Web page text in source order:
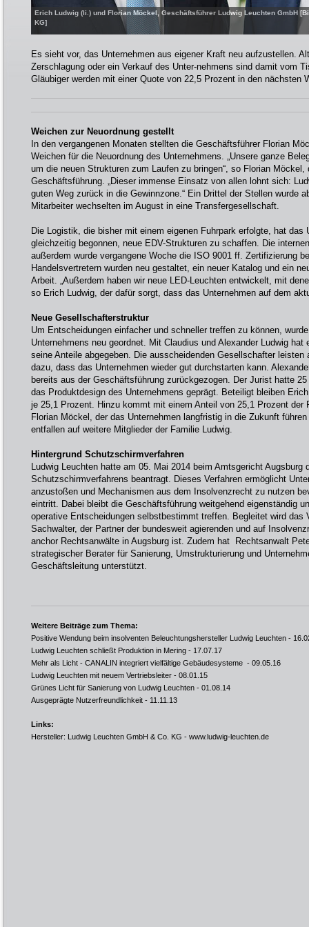
Erich Ludwig (li.) und Florian Möckel, Geschäftsführer Ludwig Leuchten GmbH
KG]
Es sieht vor, das Unternehmen aus eigener Kraft neu aufzustellen.
Zerschlagung oder ein Verkauf des Unter-nehmens sind damit vom
Gläubiger werden mit einer Quote von 22,5 Prozent in den nächsten
Weichen zur Neuordnung gestellt
In den vergangenen Monaten stellten die Geschäftsführer Florian
Weichen für die Neuordnung des Unternehmens. „Unsere ganze
um die neuen Strukturen zum Laufen zu bringen“, so Florian Möckel,
Geschäftsführung. „Dieser immense Einsatz von allen lohnt sich:
guten Weg zurück in die Gewinnzone.“ Ein Drittel der Stellen wurde
Mitarbeiter wechselten im August in eine Transfergesellschaft.
Die Logistik, die bisher mit einem eigenen Fuhrpark erfolgte, hat das
gleichzeitig begonnen, neue EDV-Strukturen zu schaffen. Die
außerdem wurde vergangene Woche die ISO 9001 ff. Zertifizierung
Handelsvertretern wurden neu gestaltet, ein neuer Katalog und ein
Arbeit. „Außerdem haben wir neue LED-Leuchten entwickelt, mit
so Erich Ludwig, der dafür sorgt, dass das Unternehmen auf dem
Neue Gesellschafterstruktur
Um Entscheidungen einfacher und schneller treffen zu können,
Unternehmens neu geordnet. Mit Claudius und Alexander Ludwig hat
seine Anteile abgegeben. Die ausscheidenden Gesellschafter leisten
dazu, dass das Unternehmen wieder gut durchstarten kann.
bereits aus der Geschäftsführung zurückgezogen. Der Jurist hatte
das Produktdesign des Unternehmens geprägt. Beteiligt bleiben
je 25,1 Prozent. Hinzu kommt mit einem Anteil von 25,1 Prozent der
Florian Möckel, der das Unternehmen langfristig in die Zukunft
entfallen auf weitere Mitglieder der Familie Ludwig.
Hintergrund Schutzschirmverfahren
Ludwig Leuchten hatte am 05. Mai 2014 beim Amtsgericht Augsburg
Schutzschirmverfahrens beantragt. Dieses Verfahren ermöglicht
anzustoßen und Mechanismen aus dem Insolvenzrecht zu nutzen
eintritt. Dabei bleibt die Geschäftsführung weitgehend eigenständig
operative Entscheidungen selbstbestimmt treffen. Begleitet wird das
Sachwalter, der Partner der bundesweit agierenden und auf
anchor Rechtsanwälte in Augsburg ist. Zudem hat Rechtsanwalt
strategischer Berater für Sanierung, Umstrukturierung und
Geschäftsleitung unterstützt.
Weitere Beiträge zum Thema:
Positive Wendung beim insolventen Beleuchtungshersteller Ludwig Leuchten -
Ludwig Leuchten schließt Produktion in Mering - 17.07.17
Mehr als Licht - CANALIN integriert vielfältige Gebäudesysteme - 09.05.16
Ludwig Leuchten mit neuem Vertriebsleiter - 08.01.15
Grünes Licht für Sanierung von Ludwig Leuchten - 01.08.14
Ausgeprägte Nutzerfreundlichkeit - 11.11.13
Links:
Hersteller: Ludwig Leuchten GmbH & Co. KG - www.ludwig-leuchten.de